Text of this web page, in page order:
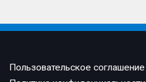
Пользовательское соглашение